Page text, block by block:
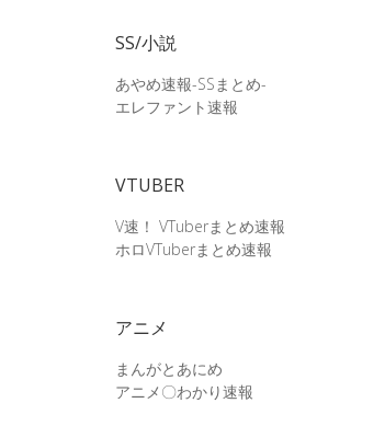
SS/小説
あやめ速報-SSまとめ-
エレファント速報
VTUBER
V速！ VTuberまとめ速報
ホロVTuberまとめ速報
アニメ
まんがとあにめ
アニメ〇わかり速報